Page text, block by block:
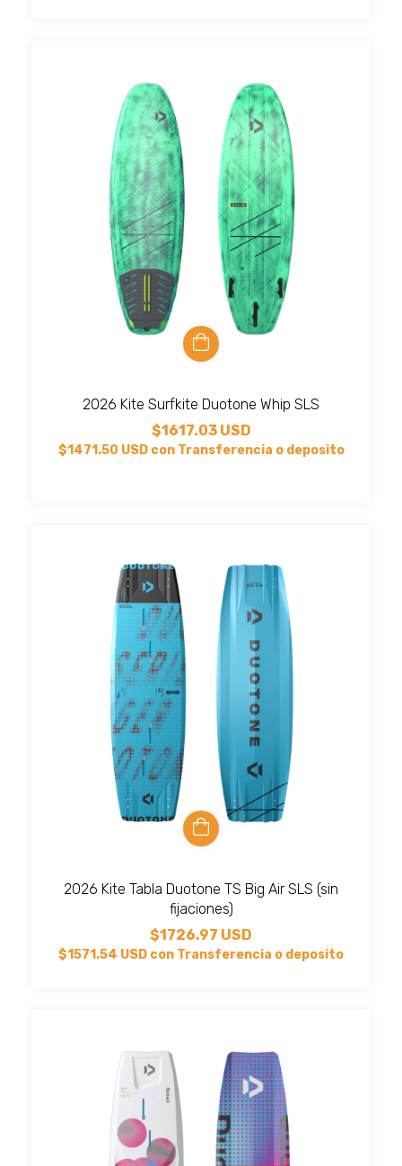
2026 Kite Surfkite Duotone Whip SLS
$1617.03 USD
$1471.50 USD con Transferencia o deposito
2026 Kite Tabla Duotone TS Big Air SLS (sin
fijaciones)
$1726.97 USD
$1571.54 USD con Transferencia o deposito